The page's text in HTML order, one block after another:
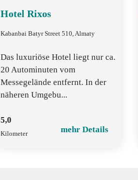
Hotel Rixos
Kabanbai Batyr Street 510, Almaty
Das luxuriöse Hotel liegt nur ca.
20 Autominuten vom
Messegelände entfernt. In der
näheren Umgebu...
5,0
Kilometer mehr Details